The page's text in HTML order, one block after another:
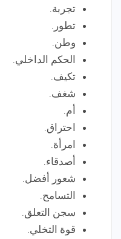
تجربة.
تطور.
وطن.
الحكم الداخلي.
تكيف.
شغف.
أم.
احتراق.
امرأة.
أصدقاء.
شعور أفضل.
التسامح.
سجن التعلق.
قوة التخلي.